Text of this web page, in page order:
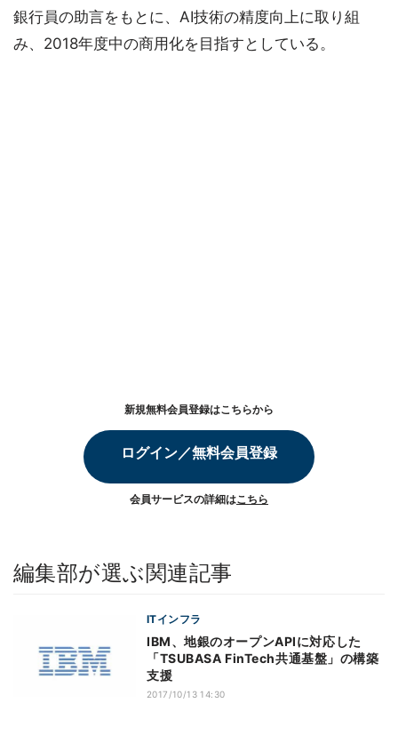
銀行員の助言をもとに、AI技術の精度向上に取り組
み、2018年度中の商用化を目指すとしている。
新規無料会員登録はこちらから
ログイン／無料会員登録
会員サービスの詳細はこちら
編集部が選ぶ関連記事
ITインフラ
IBM、地銀のオープンAPIに対応した
「TSUBASA FinTech共通基盤」の構築
支援
2017/10/13 14:30